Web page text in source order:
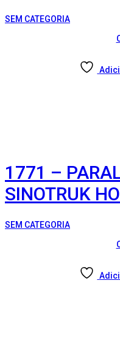
SEM CATEGORIA
1771 –
SINOTRUK
SEM CATEGORIA